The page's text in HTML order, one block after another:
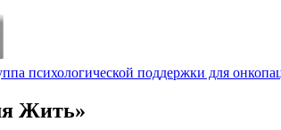
психологической поддержки для
Жить»